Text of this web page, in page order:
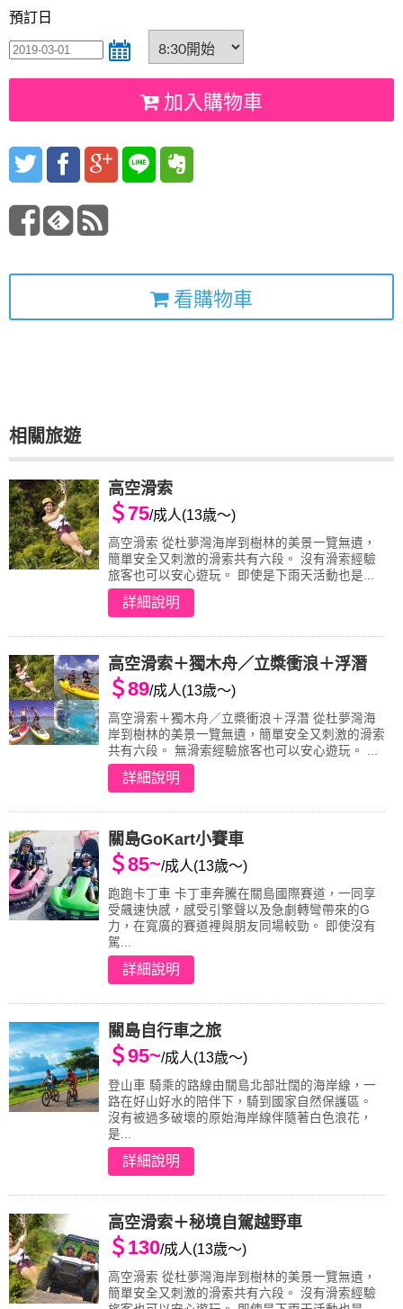
預訂日
加入購物車
看購物車
相關旅遊
高空滑索
＄75/成人(13歳～)
高空滑索 從杜夢灣海岸到樹林的美景一覽無遺，
簡單安全又刺激的滑索共有六段。 沒有滑索經驗
旅客也可以安心遊玩。 即使是下雨天活動也是...
詳細說明
高空滑索＋獨木舟／立槳衝浪＋浮潛
＄89/成人(13歳～)
高空滑索＋獨木舟／立槳衝浪＋浮潛 從杜夢灣海
岸到樹林的美景一覽無遺，簡單安全又刺激的滑索
共有六段。 無滑索經驗旅客也可以安心遊玩。 ...
詳細說明
關島GoKart小賽車
＄85~/成人(13歳～)
跑跑卡丁車 卡丁車奔騰在關島國際賽道，一同享
受飆速快感，感受引擎聲以及急劇轉彎帶來的G
力，在寬廣的賽道裡與朋友同場較勁。 即使沒有
駕...
詳細說明
關島自行車之旅
＄95~/成人(13歳～)
登山車 騎乘的路線由關島北部壯闊的海岸線，一
路在好山好水的陪伴下，騎到國家自然保護區。
沒有被過多破壞的原始海岸線伴隨著白色浪花，
是...
詳細說明
高空滑索＋秘境自駕越野車
＄130/成人(13歳～)
高空滑索 從杜夢灣海岸到樹林的美景一覽無遺，
簡單安全又刺激的滑索共有六段。 沒有滑索經驗